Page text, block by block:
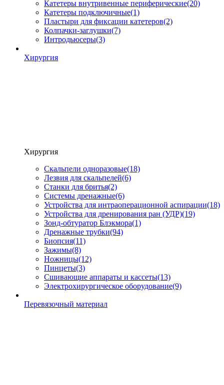
Катетеры внутривенные периферические(20)
Катетеры подключичные(1)
Пластыри для фиксации катетеров(2)
Колпачки-заглушки(7)
Интродьюсеры(3)
Хирургия
Хирургия
Скальпели одноразовые(18)
Лезвия для скальпелей(6)
Станки для бритья(2)
Системы дренажные(6)
Устройства для интраоперационной аспирации(18)
Устройства для дренирования ран (УДР)(19)
Зонд-обтуратор Блэкмора(1)
Дренажные трубки(94)
Биопсия(11)
Зажимы(8)
Ножницы(12)
Пинцеты(3)
Сшивающие аппараты и кассеты(13)
Электрохирургическое оборудование(9)
Перевязочный материал